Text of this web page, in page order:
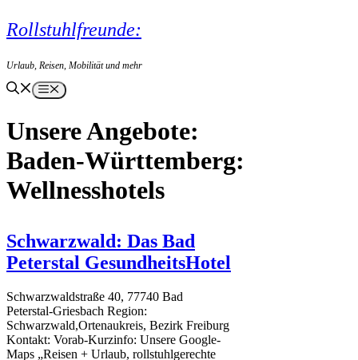
Zum
Inhalt
Rollstuhlfreunde:
Urlaub, Reisen, Mobilität und mehr
Menü
Baden-Württemberg:
Wellnesshotels
Schwarzwald: Das Bad
Peterstal GesundheitsHotel
Schwarzwaldstraße 40, 77740 Bad
Peterstal-Griesbach Region:
Schwarzwald,Ortenaukreis, Bezirk Freiburg
Kontakt: Vorab-Kurzinfo: Unsere Google-
Maps „Reisen + Urlaub, rollstuhlgerechte